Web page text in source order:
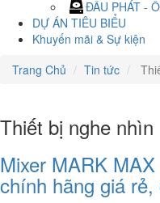
ĐẦU PHÁT -
DỰ ÁN TIÊU BIỂU
Khuyến mãi & Sự kiện
Trang Chủ
Tin tức
Thiết bị nghe nhìn
Mixer MARK
chính hãng giá